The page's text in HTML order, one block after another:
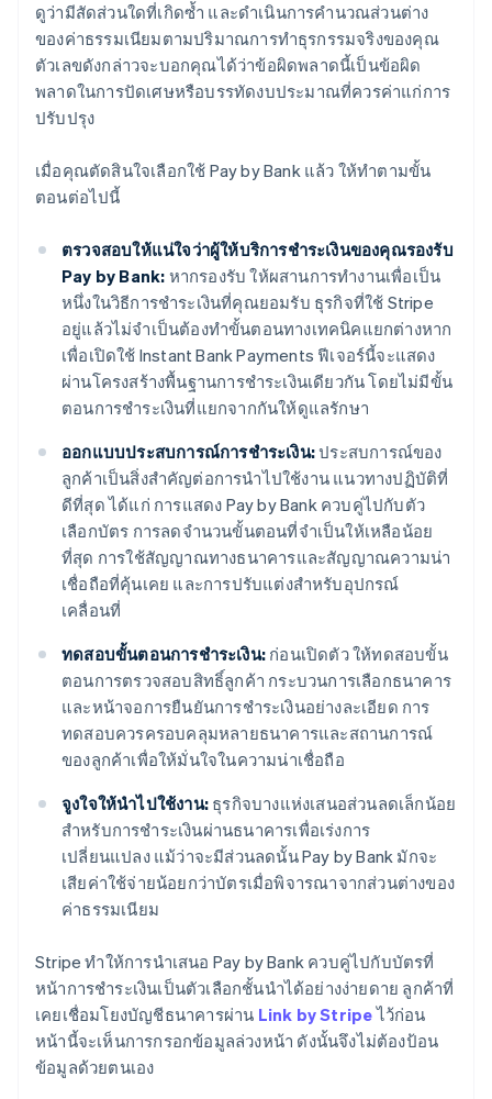
ดูว่ามีสัดส่วนใดที่เกิดซ้ำ และดำเนินการคำนวณส่วนต่าง
ของค่าธรรมเนียมตามปริมาณการทำธุรกรรมจริงของคุณ
ตัวเลขดังกล่าวจะบอกคุณได้ว่าข้อผิดพลาดนี้เป็นข้อผิด
พลาดในการปัดเศษหรือบรรทัดงบประมาณที่ควรค่าแก่การ
ปรับปรุง
เมื่อคุณตัดสินใจเลือกใช้ Pay by Bank แล้ว ให้ทำตามขั้น
ตอนต่อไปนี้
ตรวจสอบให้แน่ใจว่าผู้ให้บริการชำระเงินของคุณรองรับ
Pay by Bank: หากรองรับ ให้ผสานการทำงานเพื่อเป็น
หนึ่งในวิธีการชำระเงินที่คุณยอมรับ ธุรกิจที่ใช้ Stripe
อยู่แล้วไม่จำเป็นต้องทำขั้นตอนทางเทคนิคแยกต่างหาก
เพื่อเปิดใช้ Instant Bank Payments ฟีเจอร์นี้จะแสดง
ผ่านโครงสร้างพื้นฐานการชำระเงินเดียวกัน โดยไม่มีขั้น
ตอนการชำระเงินที่แยกจากกันให้ดูแลรักษา
ออกแบบประสบการณ์การชำระเงิน:ประสบการณ์ของ
ลูกค้าเป็นสิ่งสำคัญต่อการนำไปใช้งาน แนวทางปฏิบัติที่
ดีที่สุด ได้แก่ การแสดง Pay by Bank ควบคู่ไปกับตัว
เลือกบัตร การลดจำนวนขั้นตอนที่จำเป็นให้เหลือน้อย
ที่สุด การใช้สัญญาณทางธนาคารและสัญญาณความน่า
เชื่อถือที่คุ้นเคย และการปรับแต่งสำหรับอุปกรณ์
เคลื่อนที่
ทดสอบขั้นตอนการชำระเงิน: ก่อนเปิดตัว ให้ทดสอบขั้น
ตอนการตรวจสอบสิทธิ์ลูกค้า กระบวนการเลือกธนาคาร
และหน้าจอการยืนยันการชำระเงินอย่างละเอียด การ
ทดสอบควรครอบคลุมหลายธนาคารและสถานการณ์
ของลูกค้าเพื่อให้มั่นใจในความน่าเชื่อถือ
จูงใจให้นำไปใช้งาน: ธุรกิจบางแห่งเสนอส่วนลดเล็กน้อย
สำหรับการชำระเงินผ่านธนาคารเพื่อเร่งการ
เปลี่ยนแปลง แม้ว่าจะมีส่วนลดนั้น Pay by Bank มักจะ
เสียค่าใช้จ่ายน้อยกว่าบัตรเมื่อพิจารณาจากส่วนต่างของ
ค่าธรรมเนียม
Stripe ทำให้การนำเสนอ Pay by Bank ควบคู่ไปกับบัตรที่
หน้าการชำระเงินเป็นตัวเลือกชั้นนำได้อย่างง่ายดาย ลูกค้าที่
เคยเชื่อมโยงบัญชีธนาคารผ่าน Link by Stripeไว้ก่อน
หน้านี้จะเห็นการกรอกข้อมูลล่วงหน้า ดังนั้นจึงไม่ต้องป้อน
ข้อมูลด้วยตนเอง